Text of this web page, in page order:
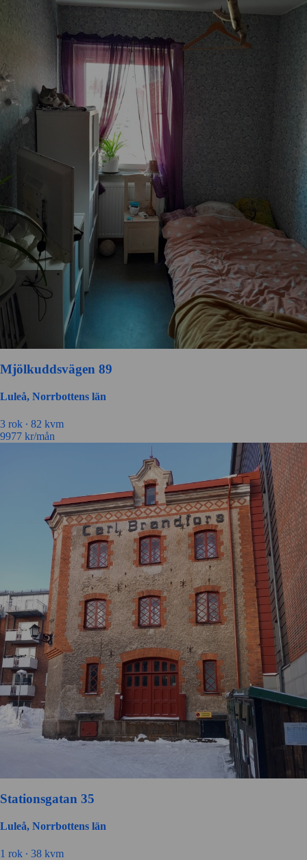
Mjölkuddsvägen 89
Luleå, Norrbottens län
3 rok ∙ 82 kvm
9977 kr/mån
Stationsgatan 35
Luleå, Norrbottens län
1 rok ∙ 38 kvm